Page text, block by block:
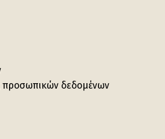
προσωπικών δεδομένων